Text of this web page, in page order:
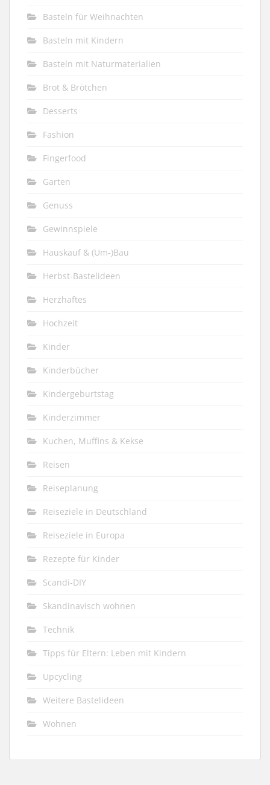
Basteln für Weihnachten
Basteln mit Kindern
Basteln mit Naturmaterialien
Brot & Brötchen
Desserts
Fashion
Fingerfood
Garten
Genuss
Gewinnspiele
Hauskauf & (Um-)Bau
Herbst-Bastelideen
Herzhaftes
Hochzeit
Kinder
Kinderbücher
Kindergeburtstag
Kinderzimmer
Kuchen, Muffins & Kekse
Reisen
Reiseplanung
Reiseziele in Deutschland
Reiseziele in Europa
Rezepte für Kinder
Scandi-DIY
Skandinavisch wohnen
Technik
Tipps für Eltern: Leben mit Kindern
Upcycling
Weitere Bastelideen
Wohnen